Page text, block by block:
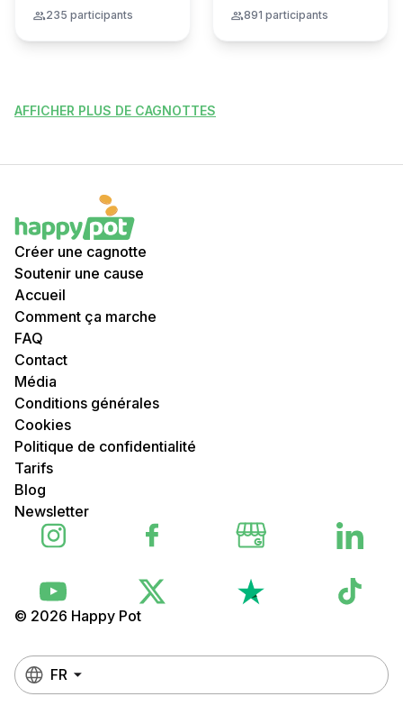
group235 participants group891 participants
AFFICHER PLUS DE CAGNOTTES
© 2026 Happy Pot
FR
Créer une cagnotte
Soutenir une cause
Accueil
Comment ça marche
FAQ
Contact
Média
Conditions générales
Cookies
Politique de confidentialité
Tarifs
Blog
Newsletter